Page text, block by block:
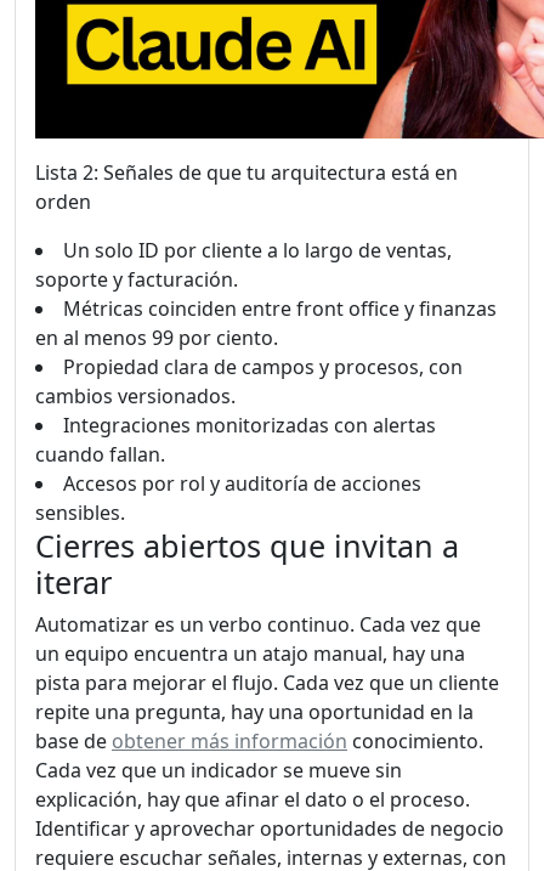
Lista 2: Señales de que tu arquitectura está en
orden
Un solo ID por cliente a lo largo de ventas,
soporte y facturación.
Métricas coinciden entre front office y finanzas
en al menos 99 por ciento.
Propiedad clara de campos y procesos, con
cambios versionados.
Integraciones monitorizadas con alertas
cuando fallan.
Accesos por rol y auditoría de acciones
sensibles.
Cierres abiertos que invitan a
iterar
Automatizar es un verbo continuo. Cada vez que
un equipo encuentra un atajo manual, hay una
pista para mejorar el flujo. Cada vez que un cliente
repite una pregunta, hay una oportunidad en la
base de obtener más información conocimiento.
Cada vez que un indicador se mueve sin
explicación, hay que afinar el dato o el proceso.
Identificar y aprovechar oportunidades de negocio
requiere escuchar señales, internas y externas, con